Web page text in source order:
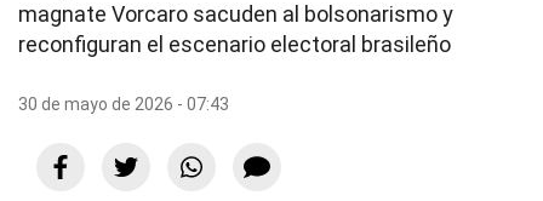
magnate Vorcaro sacuden al bolsonarismo y
reconfiguran el escenario electoral brasileño
30 de mayo de 2026 - 07:43